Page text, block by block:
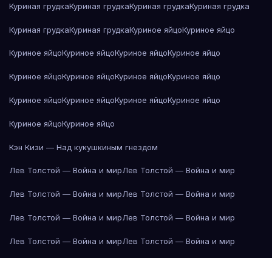
Куриная грудкаКуриная грудкаКуриная грудкаКуриная грудка
Куриная грудкаКуриная грудкаКуриное яйцоКуриное яйцо
Куриное яйцоКуриное яйцоКуриное яйцоКуриное яйцо
Куриное яйцоКуриное яйцоКуриное яйцоКуриное яйцо
Куриное яйцоКуриное яйцоКуриное яйцоКуриное яйцо
Куриное яйцоКуриное яйцо
Кэн Кизи — Над кукушкиным гнездом
Лев Толстой — Война и мирЛев Толстой — Война и мир
Лев Толстой — Война и мирЛев Толстой — Война и мир
Лев Толстой — Война и мирЛев Толстой — Война и мир
Лев Толстой — Война и мирЛев Толстой — Война и мир